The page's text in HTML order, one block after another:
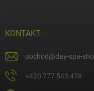
KONTAKT
obchod@day-spa-
+420 777 543 478